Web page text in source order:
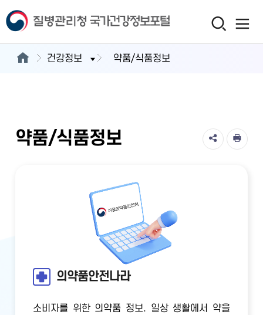
건강정보 약품/식품정보
약품/식품정보
의약품안전나라
소비자를 위한 의약품 정보. 일상 생활에서 약을